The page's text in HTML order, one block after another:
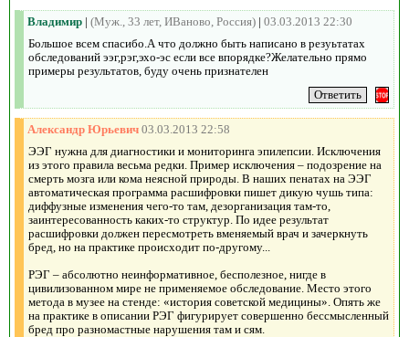
Владимир | (Муж., 33 лет, ИВаново, Россия) | 03.03.2013 22:30
Большое всем спасибо.А что должно быть написано в резуьтатах
обследований ээг,рэг,эхо-эс если все впорядке?Желательно прямо
примеры результатов, буду очень признателен
Александр Юрьевич 03.03.2013 22:58
ЭЭГ нужна для диагностики и мониторинга эпилепсии. Исключения
из этого правила весьма редки. Пример исключения – подозрение на
смерть мозга или кома неясной природы. В наших пенатах на ЭЭГ
автоматическая программа расшифровки пишет дикую чушь типа:
диффузные изменения чего-то там, дезорганизация там-то,
заинтересованность каких-то структур. По идее результат
расшифровки должен пересмотреть вменяемый врач и зачеркнуть
бред, но на практике происходит по-другому...
РЭГ – абсолютно неинформативное, бесполезное, нигде в
цивилизованном мире не применяемое обследование. Место этого
метода в музее на стенде: «история советской медицины». Опять же
на практике в описании РЭГ фигурирует совершенно бессмысленный
бред про разномастные нарушения там и сям.